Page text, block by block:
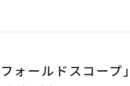
ォールドスコー